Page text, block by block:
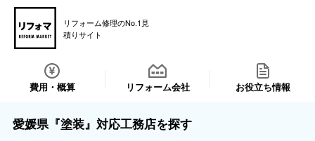
リフォーム修理のNo.1見
積りサイト
費用・概算 リフォーム会社 お役立ち情報
愛媛県『塗装』対応工務店を探す